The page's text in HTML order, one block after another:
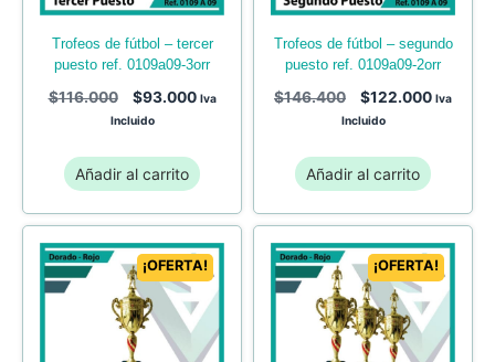
trofeos de fútbol – tercer
puesto ref. 0109a09-3orr
$116.000 $93.000 Iva
Incluido
Añadir al carrito
trofeos de fútbol – segundo
puesto ref. 0109a09-2orr
$146.400 $122.000 Iva
Incluido
Añadir al carrito
¡OFERTA! ¡OFERTA!